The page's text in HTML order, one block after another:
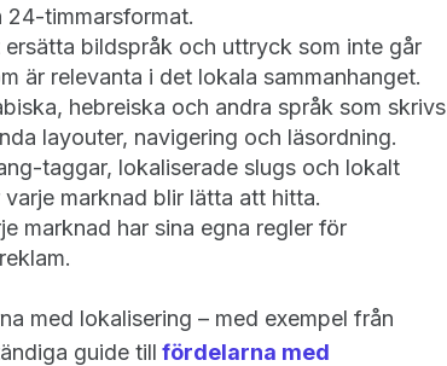
timmarsformat.
ersätta bildspråk och uttryck som inte går
är relevanta i det lokala sammanhanget.
hebreiska och andra språk som skrivs
layouter, navigering och läsordning.
taggar, lokaliserade slugs och lokalt
marknad blir lätta att hitta.
marknad har sina egna regler för
med lokalisering – med exempel från
guide till fördelarna med